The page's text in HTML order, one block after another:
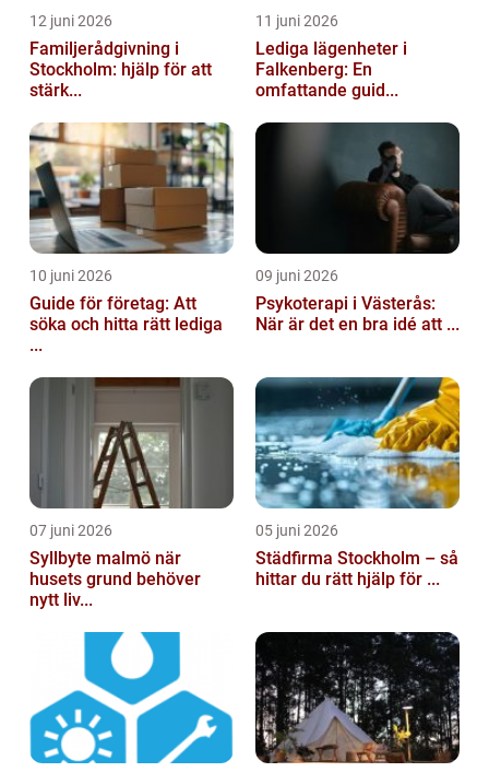
12 juni 2026
Familjerådgivning i
Stockholm: hjälp för att
stärk...
11 juni 2026
Lediga lägenheter i
Falkenberg: En
omfattande guid...
10 juni 2026
Guide för företag: Att
söka och hitta rätt lediga
...
09 juni 2026
Psykoterapi i Västerås:
När är det en bra idé att ...
07 juni 2026
Syllbyte malmö när
husets grund behöver
nytt liv...
05 juni 2026
Städfirma Stockholm – så
hittar du rätt hjälp för ...